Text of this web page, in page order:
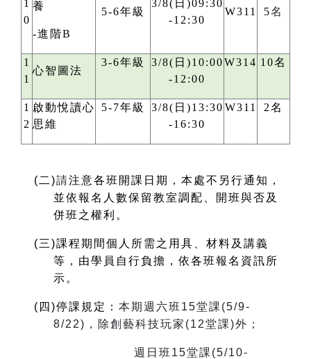
1
0
養
-進階B
5-6年級
3/8(日)09:30
-12:30
W311 5名
1
1
心智圖法
3-6年級
3/8(日)10:00
-12:00
W314 10名
1
2
啟動悅讀心
思維
5-7年級
3/8(日)13:30
-16:30
W311 2名
( 二)請注意各班開課日期，本處不另行通知，
並依報名人數保留教室調配、開班與否及
併班之權利。
(三)課程期間個人所需之用具、材料及講義
等，由學員自行負擔，依各班報名資訊所
示。
( 四)停課規定： 本期週六班15堂課(5/9-
8/22)，除創藝科技玩家(12堂課)外；
週日班15堂課(5/10-